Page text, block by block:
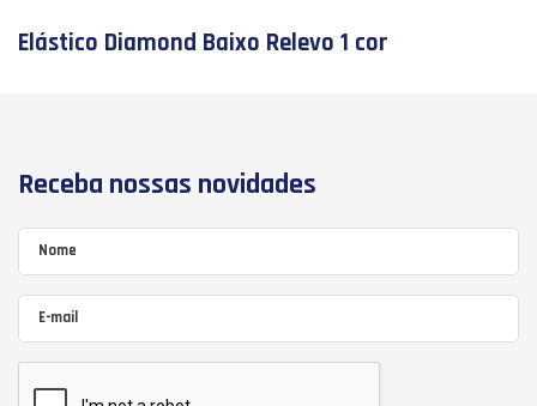
Elástico Diamond Baixo Relevo 1 cor
Receba nossas novidades